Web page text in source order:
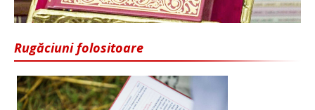
Rugăciuni folositoare